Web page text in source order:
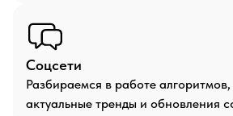
Соцсети
Разбираемся в работе
актуальные тренды и обновления